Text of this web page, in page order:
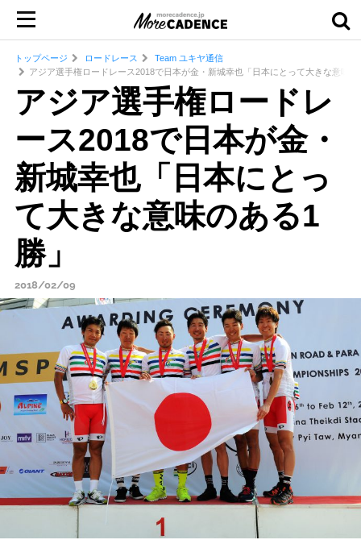
トップページ ロードレース
Team ユキヤ通信
アジア選手権ロードレース2018で日本が金・新城幸也「日本にとって大きな意味の
アジア選手権ロードレ
ース2018で日本が金・
新城幸也「日本にとっ
て大きな意味のある1
勝」
2018/02/09